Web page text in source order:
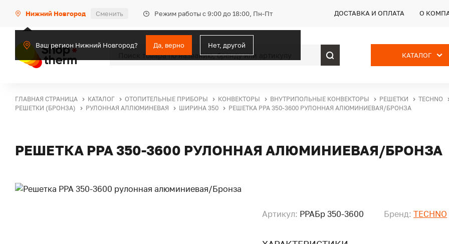
Нижний Новгород Сменить Режим работы с 9:00 до 18:00, Пн-Пт
Ваш регион Нижний Новгород? Да, верно Нет, другой
ДОСТАВКА И ОПЛАТА О
КАТАЛОГ
ГЛАВНАЯ СТРАНИЦА КАТАЛОГ ОТОПИТЕЛЬНЫЕ ПРИБОРЫ КОНВЕКТОРЫ ВНУТРИПОЛЬНЫЕ КОНВЕКТОРЫ РЕШЕТКИ
TECHNO
РЕШЕТКИ (БРОНЗА)
РУЛОННАЯ АЛЛЮМИНЕВАЯ ШИРИНА 350 РЕШЕТКА PPA 350-3600 РУЛОННАЯ АЛЮМИНИЕВАЯ/БРОНЗА
РЕШЕТКА PPA 350-3600 РУЛОННАЯ АЛЮМИНИЕВАЯ/БРОНЗА
Артикул: PPAБр 350-3600 Бренд: TECHNO